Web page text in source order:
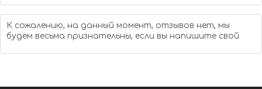
К сожалению, на данный момент, отзывов нет, мы
будем весьма признательны, если вы напишите свой